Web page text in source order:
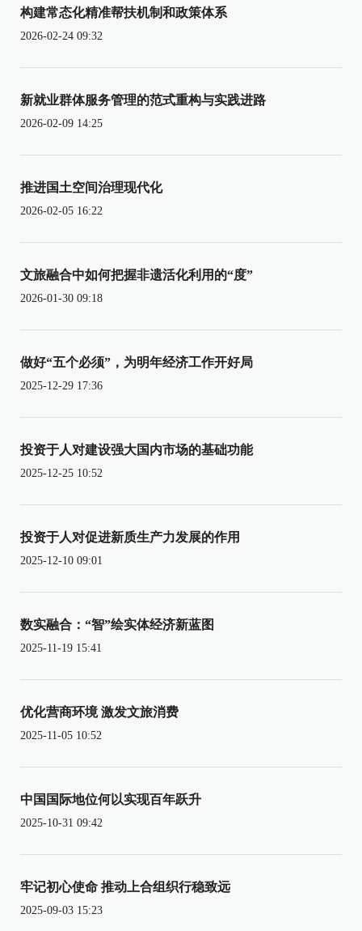
构建常态化精准帮扶机制和政策体系
2026-02-24 09:32
新就业群体服务管理的范式重构与实践进路
2026-02-09 14:25
推进国土空间治理现代化
2026-02-05 16:22
文旅融合中如何把握非遗活化利用的“度”
2026-01-30 09:18
做好“五个必须”，为明年经济工作开好局
2025-12-29 17:36
投资于人对建设强大国内市场的基础功能
2025-12-25 10:52
投资于人对促进新质生产力发展的作用
2025-12-10 09:01
数实融合：“智”绘实体经济新蓝图
2025-11-19 15:41
优化营商环境 激发文旅消费
2025-11-05 10:52
中国国际地位何以实现百年跃升
2025-10-31 09:42
牢记初心使命 推动上合组织行稳致远
2025-09-03 15:23